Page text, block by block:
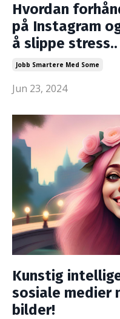
Hvordan
på Instagram
å slippe stress..
Jobb Smartere Med Some
Jun 23, 2024
Kunstig
sosiale medier
bilder!